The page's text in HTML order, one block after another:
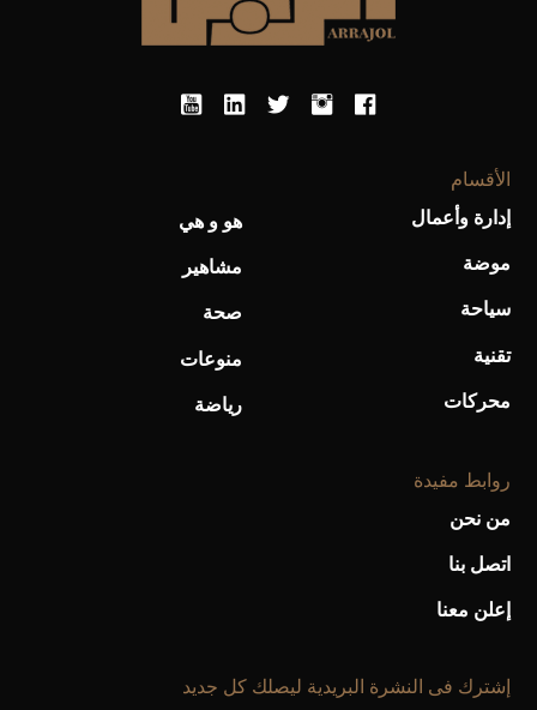
الأقسام
إدارة وأعمال
موضة
سياحة
تقنية
محركات
هو و هي
مشاهير
صحة
منوعات
رياضة
روابط مفيدة
من نحن
اتصل بنا
إعلن معنا
إشترك فى النشرة البريدية ليصلك كل جديد